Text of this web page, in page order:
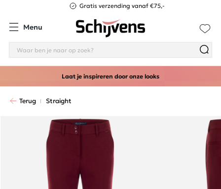
Gratis verzending vanaf €75,-
Menu
Laat je inspireren door onze looks
Terug Straight